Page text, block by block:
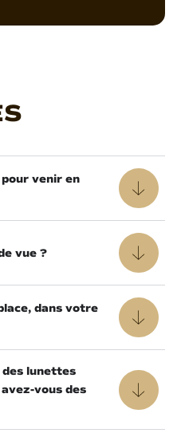
venir en
vue ?
dans votre
lunettes
vous des